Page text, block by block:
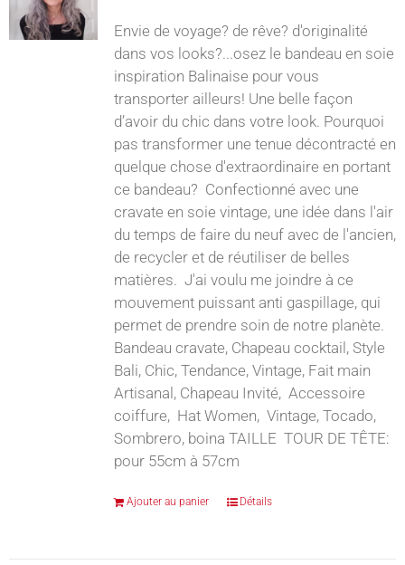
Envie de voyage? de rêve? d'originalité
dans vos looks?...osez le bandeau en soie
inspiration Balinaise pour vous
transporter ailleurs! Une belle façon
d’avoir du chic dans votre look. Pourquoi
pas transformer une tenue décontracté en
quelque chose d'extraordinaire en portant
ce bandeau? Confectionné avec une
cravate en soie vintage, une idée dans l'air
du temps de faire du neuf avec de l'ancien,
de recycler et de réutiliser de belles
matières. J'ai voulu me joindre à ce
mouvement puissant anti gaspillage, qui
permet de prendre soin de notre planète.
Bandeau cravate, Chapeau cocktail, Style
Bali, Chic, Tendance, Vintage, Fait main
Artisanal, Chapeau Invité, Accessoire
coiffure, Hat Women, Vintage, Tocado,
Sombrero, boina TAILLE TOUR DE TÊTE:
pour 55cm à 57cm
Ajouter au panier Détails